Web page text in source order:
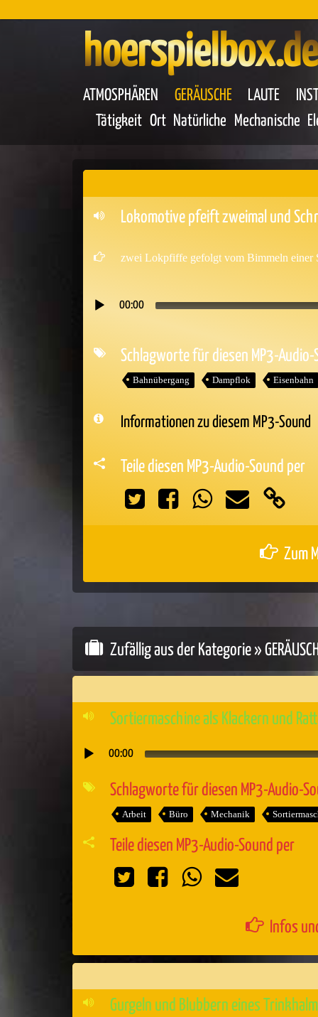
hoerspielbox.de
ATMOSPHÄREN GERÄUSCHE LAUTE
Tätigkeit Ort Natürliche Mechanische
Lokomotive pfeift zweimal und
zwei Lokpfiffe gefolgt vom Bimmeln einer
Audio-
00:00
Schlagworte für diesen MP3-Audio-
Bahnübergang Dampflok Eisenbahn
Informationen zu diesem MP3-Sound
Teile diesen MP3-Audio-Sound per
Zum
Zufällig aus der Kategorie »
Sortiermaschine als Klackern und
Audio-
Player
00:00
Schlagworte für diesen MP3-Audio-
Arbeit Büro Mechanik
Teile diesen MP3-Audio-Sound per
Infos
Gurgeln und Blubbern eines